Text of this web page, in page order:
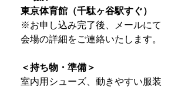
東京体育館（千駄ヶ谷駅すぐ）
※お申し込み完了後、メールにて
会場の詳細をご連絡いたします。
＜持ち物・準備＞
室内用シューズ、動きやすい服装